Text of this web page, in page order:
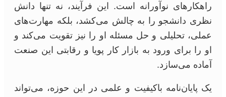
راهکارهای نوآورانه است. این فرآیند، نه تنها دانش
نظری دانشجو را به چالش می‌کشد، بلکه مهارت‌های
عملی، تحلیلی و حل مسئله او را نیز تقویت می‌کند و
او را برای ورود به بازار کار پویا و رقابتی این صنعت
آماده می‌سازد.
یک پایان‌نامه باکیفیت و علمی در این حوزه، می‌تواند